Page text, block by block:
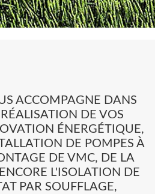
ACCOMPAGNE DANS
DE VOS
ÉNERGÉTIQUE,
DE POMPES À
DE VMC, DE LA
L'ISOLATION DE
PAR SOUFFLAGE,